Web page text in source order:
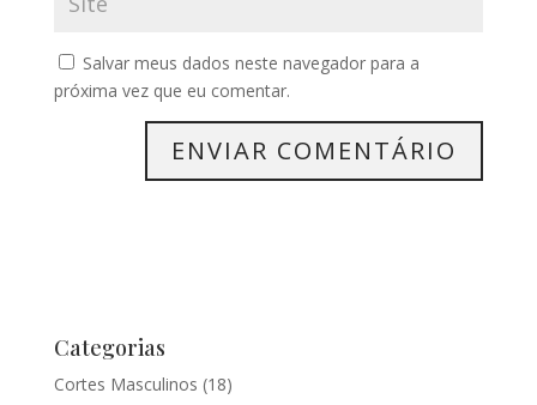
Salvar meus dados neste navegador para a
próxima vez que eu comentar.
Categorias
Cortes Masculinos (18)